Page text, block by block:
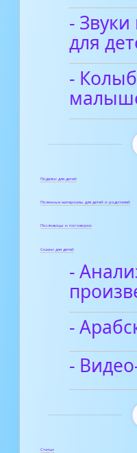
-
для
-
Поделки для детей
Полезные материалы для детей и родителей
Пословицы и поговорки
Сказки для детей
-
-
-
Статьи